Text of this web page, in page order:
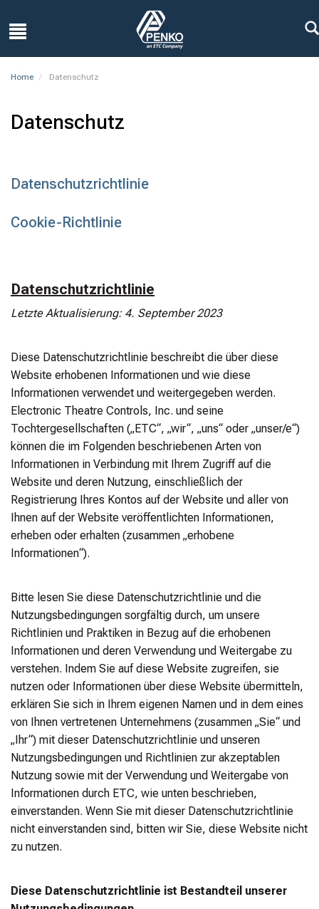
Home Datenschutz
Datenschutz
Datenschutzrichtlinie
Cookie-Richtlinie
Datenschutzrichtlinie
Letzte Aktualisierung: 4. September 2023
Diese Datenschutzrichtlinie beschreibt die über diese
Website erhobenen Informationen und wie diese
Informationen verwendet und weitergegeben werden.
Electronic Theatre Controls, Inc. und seine
Tochtergesellschaften („ETC“, „wir“, „uns“ oder „unser/e“)
können die im Folgenden beschriebenen Arten von
Informationen in Verbindung mit Ihrem Zugriff auf die
Website und deren Nutzung, einschließlich der
Registrierung Ihres Kontos auf der Website und aller von
Ihnen auf der Website veröffentlichten Informationen,
erheben oder erhalten (zusammen „erhobene
Informationen“).
Bitte lesen Sie diese Datenschutzrichtlinie und die
Nutzungsbedingungen sorgfältig durch, um unsere
Richtlinien und Praktiken in Bezug auf die erhobenen
Informationen und deren Verwendung und Weitergabe zu
verstehen. Indem Sie auf diese Website zugreifen, sie
nutzen oder Informationen über diese Website übermitteln,
erklären Sie sich in Ihrem eigenen Namen und in dem eines
von Ihnen vertretenen Unternehmens (zusammen „Sie“ und
„Ihr“) mit dieser Datenschutzrichtlinie und unseren
Nutzungsbedingungen und Richtlinien zur akzeptablen
Nutzung sowie mit der Verwendung und Weitergabe von
Informationen durch ETC, wie unten beschrieben,
einverstanden. Wenn Sie mit dieser Datenschutzrichtlinie
nicht einverstanden sind, bitten wir Sie, diese Website nicht
zu nutzen.
Diese Datenschutzrichtlinie ist Bestandteil unserer